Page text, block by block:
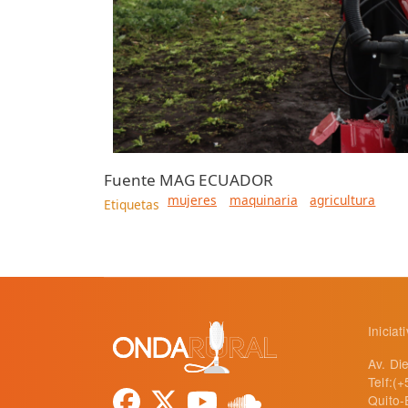
Fuente MAG ECUADOR
Etiquetas mujeres maquinaria agricultura
Av.
Quito-